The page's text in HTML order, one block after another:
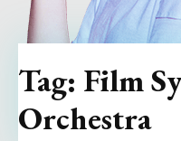
Tag: Film
Orchestra